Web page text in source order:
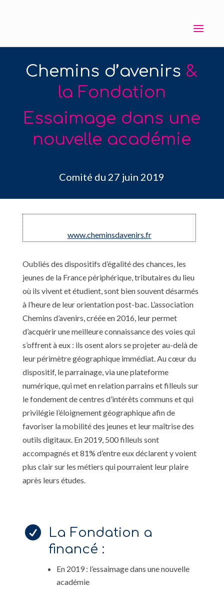
Chemins d’avenirs &
la Fondation
Essaimage dans une
nouvelle académie
Comité du 27 juin 2019
www.cheminsdavenirs.fr
Oubliés des dispositifs d’égalité des chances, les
jeunes de la France périphérique, tributaires du lieu
où ils vivent et étudient, sont bien souvent désarmés
à l’heure de leur orientation post-bac. L’association
Chemins d’avenirs, créée en 2016, leur permet
d’acquérir une meilleure connaissance des voies qui
s’offrent à eux : ils osent alors se projeter au-delà de
leur périmètre géographique immédiat. Au cœur du
dispositif, le parrainage, via une plateforme
numérique, qui met en relation parrains et filleuls sur
le fondement de centres d’intérêts communs et qui
privilégie l’éloignement géographique afin de
favoriser la mobilité des jeunes et leur maîtrise des
outils digitaux. En 2019, 500 filleuls sont
accompagnés et 81% d’entre eux déclarent y voient
plus clair sur les métiers qui pourraient leur plaire
après leurs études.

La Fondation a
financé :
En 2019 : l’essaimage dans une nouvelle
académie